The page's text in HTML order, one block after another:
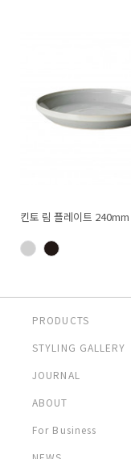
킨토 림 플레이트 240mm
PRODUCTS
STYLING GALLERY
JOURNAL
ABOUT
For Business